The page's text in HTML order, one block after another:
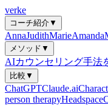
verke
コーチ紹介▼
AnnaJudithMarieAmanda
メソッド ▼
AIカウンセリング手法
比較 ▼
ChatGPTClaude.ai
person therapyHeadspace